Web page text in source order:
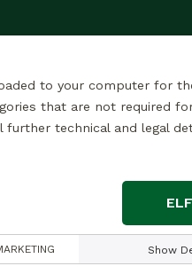
to your computer for
that are not required
technical and legal
Show
zu Marketingzwecken
über das Kontaktformular auf